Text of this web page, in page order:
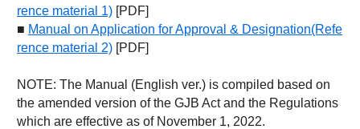
rence material 1) [PDF]
■ Manual on Application for Approval & Designation(Refe
rence material 2) [PDF]
NOTE: The Manual (English ver.) is compiled based on
the amended version of the GJB Act and the Regulations
which are effective as of November 1, 2022.